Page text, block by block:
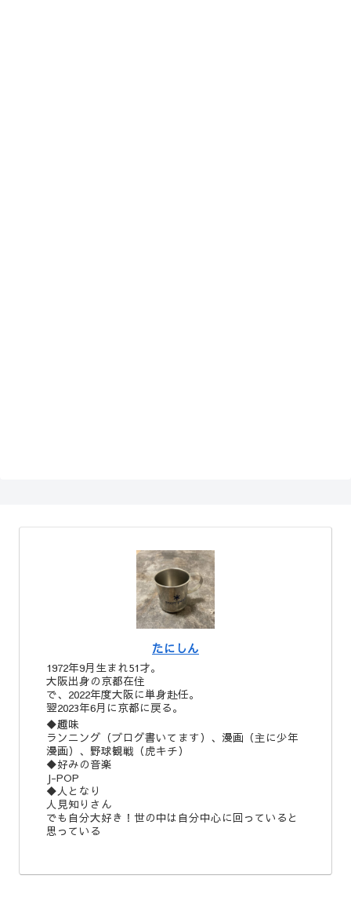
たにしん
1972年9月生まれ51才。
大阪出身の京都在住
で、2022年度大阪に単身赴任。
翌2023年6月に京都に戻る。
◆趣味
ランニング（ブログ書いてます）、漫画（主に少年
漫画）、野球観戦（虎キチ）
◆好みの音楽
J-POP
◆人となり
人見知りさん
でも自分大好き！世の中は自分中心に回っていると
思っている